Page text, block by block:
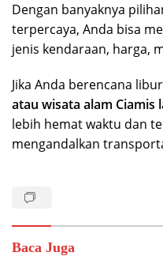
Dengan banyaknya
terpercaya, Anda bisa
jenis kendaraan, harga,
Jika Anda berencana
atau wisata alam Ciamis
lebih hemat waktu dan
mengandalkan
Baca Juga